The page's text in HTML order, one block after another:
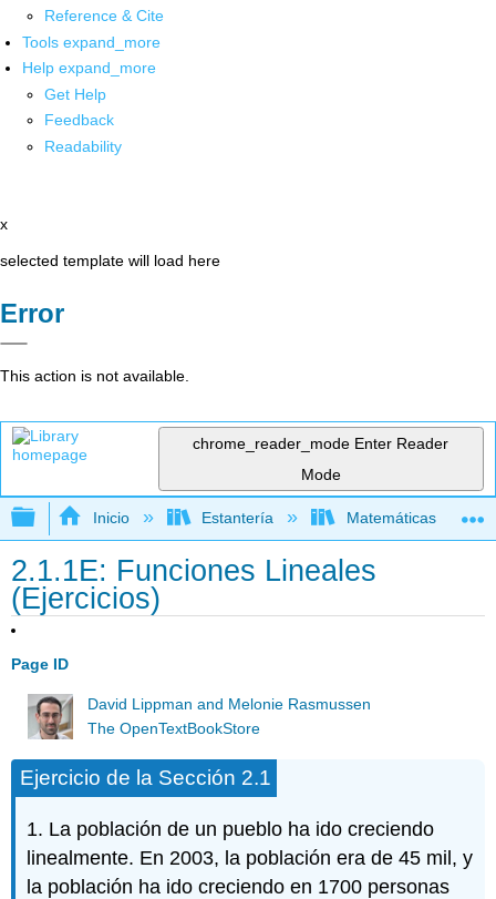
Reference & Cite
Tools expand_more
Help expand_more
Get Help
Feedback
Readability
x
selected template will load here
Error
This action is not available.
chrome_reader_mode Enter Reader
Mode
Expandir/contraer jerarquía global
Inicio Estantería Matemáticas
2.1.1E: Funciones Lineales
(Ejercicios)
Page ID
David Lippman and Melonie Rasmussen
The OpenTextBookStore
Ejercicio de la Sección 2.1
1. La población de un pueblo ha ido creciendo
linealmente. En 2003, la población era de 45 mil, y
la población ha ido creciendo en 1700 personas